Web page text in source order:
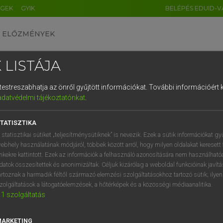
GYIK BELÉPÉS EDUID-
ELŐZMÉNYEK
egyetemes nagyszótár
VAN ELŐFIZETÉSED?
megtekintéséhez.
LISTÁJA
az önről gyűjtött információkat. További információért
tájékoztatónkat.
statisztikai sütiket „teljesítménysütiknek” is nevezik. Ezek a sütik információkat
használatának módjáról, többek között arról, hogy milyen oldalakat keresett
kattintott. Ezek az információk a felhasználó azonosítására nem
összesítettek és anonimizáltak. Céljuk kizárólag a weboldal funkcióinak
a harmadik féltől származó elemzési szolgáltatásokhoz tartozó sütik;
a látogatóelemzések, a hőtérképek és a közösségi médiaanalitika.
1 szolgáltatás
DE CN FR ES IT NL
1 2 3 4 5 6 7 8 9
q w e r t z u i
a s d f g h j k l é
í y x c v b n m , .